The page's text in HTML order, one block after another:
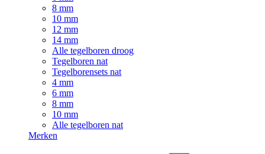
8 mm
10 mm
12 mm
14 mm
Alle tegelboren droog
Tegelboren nat
Tegelborensets nat
4 mm
6 mm
8 mm
10 mm
Alle tegelboren nat
Merken